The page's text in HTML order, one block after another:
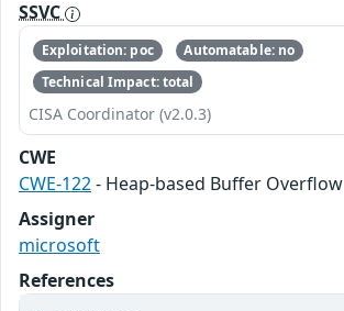
SSVC
Exploitation: poc
Automatable: no
Technical Impact: total
CISA Coordinator (v2.0.3)
CWE
CWE-122- Heap-based Buffer Overflow
Assigner
microsoft
References